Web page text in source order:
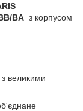
BA з корпусом
з великими